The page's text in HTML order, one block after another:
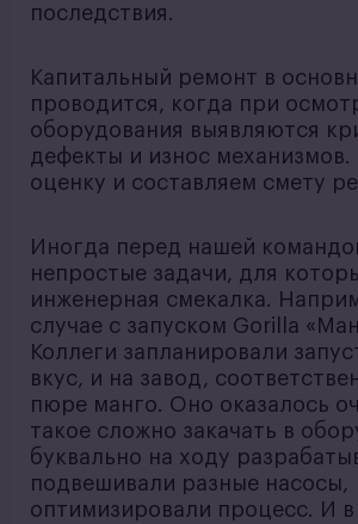
последствия.
Капитальный ремонт в
проводится, когда при
оборудования выявляются
дефекты и износ
оценку и составляем смету
Иногда перед нашей
непростые задачи, для
инженерная смекалка.
случае с запуском Gorilla
Коллеги запланировали
вкус, и на завод,
пюре манго. Оно оказалось
такое сложно закачать в
буквально на ходу
подвешивали разные насосы,
оптимизировали процесс. И в